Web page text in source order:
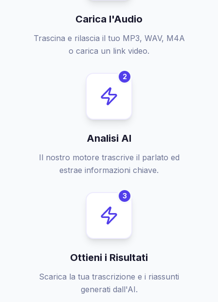
Carica l'Audio
Trascina e rilascia il tuo MP3, WAV, M4A
o carica un link video.
2
Analisi AI
Il nostro motore trascrive il parlato ed
estrae informazioni chiave.
3
Ottieni i Risultati
Scarica la tua trascrizione e i riassunti
generati dall'AI.